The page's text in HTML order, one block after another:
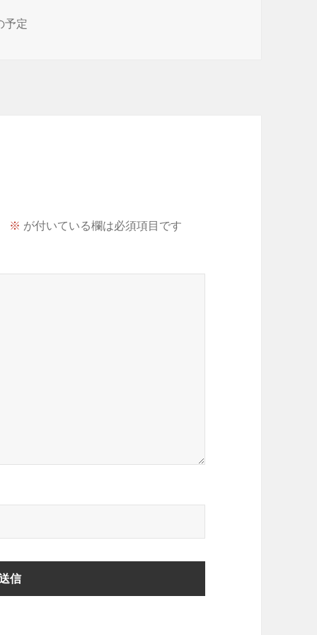
予定
※ が付いている欄は必須項目です